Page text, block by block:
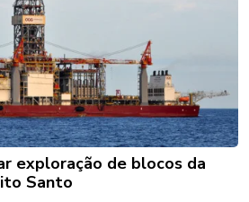
exploração de blocos da
Santo